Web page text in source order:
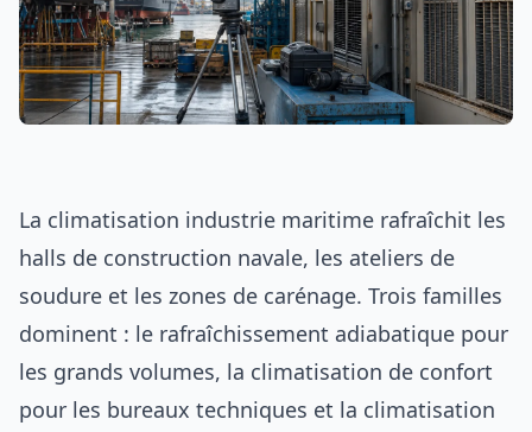
La climatisation industrie maritime rafraîchit les
halls de construction navale, les ateliers de
soudure et les zones de carénage. Trois familles
dominent : le rafraîchissement adiabatique pour
les grands volumes, la climatisation de confort
pour les bureaux techniques et la climatisation